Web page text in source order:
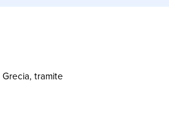
Grecia, tramite